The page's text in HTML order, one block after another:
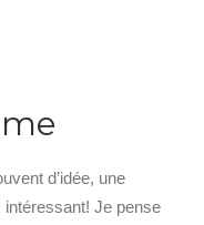
d’idée, une
Je pense